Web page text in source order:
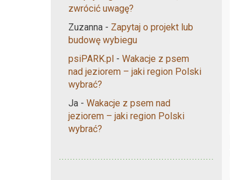
zwrócić uwagę?
Zuzanna - Zapytaj o projekt lub
budowę wybiegu
psiPARK.pl - Wakacje z psem
nad jeziorem – jaki region Polski
wybrać?
Ja - Wakacje z psem nad
jeziorem – jaki region Polski
wybrać?